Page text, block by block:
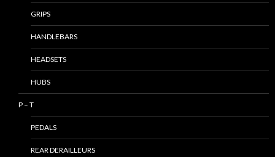
GRIPS
HANDLEBARS
HEADSETS
HUBS
P – T
PEDALS
REAR DERAILLEURS